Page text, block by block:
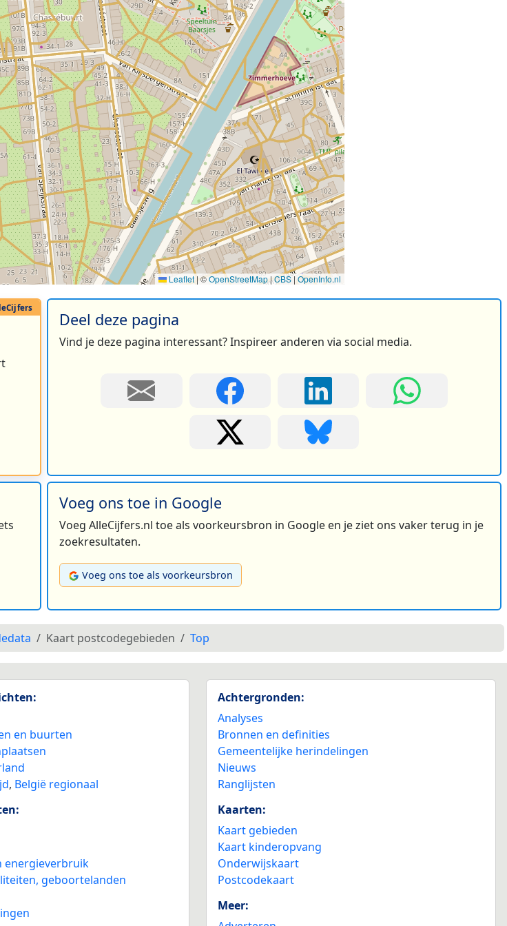
Leaflet | ©OpenStreetMap|CBS|OpenInfo.nl
Deel deze pagina
Vind je deze pagina interessant? Inspireer anderen via social media.
Voeg ons toe in Google
Voeg AlleCijfers.nl toe als voorkeursbron in Google en je ziet ons vaker terug in je
zoekresultaten.
Voeg ons toe als voorkeursbron
Kaart postcodegebieden Top
en buurten
, België regionaal
energieverbruik
geboortelanden
Achtergronden:
Analyses
Bronnen en definities
Gemeentelijke herindelingen
Nieuws
Ranglijsten
Kaarten:
Kaart gebieden
Kaart kinderopvang
Onderwijskaart
Postcodekaart
Meer: